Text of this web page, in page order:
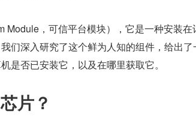
Module，可信平台模块），它是一种安装
们深入研究了这个鲜为人知的组件，给出
是否已安装它，以及在哪里获取它。
片？